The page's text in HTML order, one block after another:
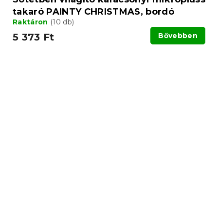
takaró PAINTY CHRISTMAS, bordó
Raktáron (10 db)
5 373 Ft Bővebben